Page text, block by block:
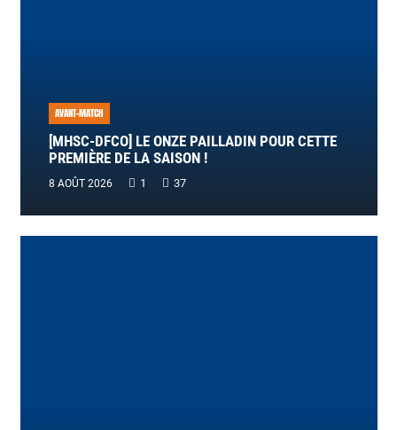
AVANT-MATCH
[MHSC-DFCO] LE ONZE PAILLADIN POUR CETTE
PREMIÈRE DE LA SAISON !
8 AOÛT 2026 1 Commentaire
37